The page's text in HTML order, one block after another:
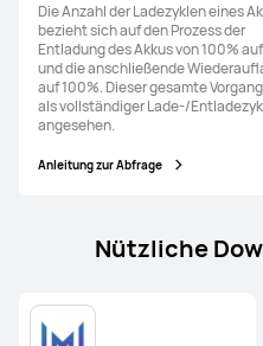
Die Anzahl der Ladezyklen eines
bezieht sich auf den Prozess der
Entladung des Akkus von 100%
und die anschließende
auf 100%. Dieser gesamte
als vollständiger Lade-/
angesehen.
Anleitung zur Abfrage
Nützliche